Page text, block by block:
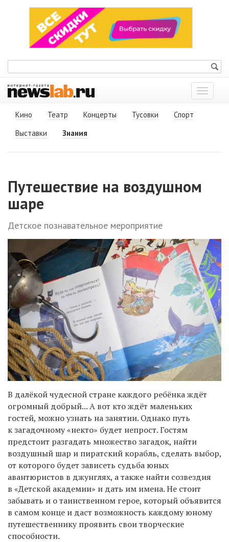
Показать
меню
Кино
Театр Концерты Тусовки
Спорт
Выставки
Знания
Путешествие на воздушном
шаре
Детское познавательное мероприятие
В далёкой чудесной стране каждого ребёнка ждёт
огромный добрый... А вот кто ждёт маленьких
гостей, можно узнать на занятии. Однако путь
к загадочному «некто» будет непрост. Гостям
предстоит разгадать множество загадок, найти
воздушный шар и пиратский корабль, сделать выбор,
от которого будет зависеть судьба юных
авантюристов в джунглях, а также найти созвездия
в «Детской академии» и дать им имена. Не стоит
забывать и о таинственном герое, который объявится
в самом конце и даст возможность каждому юному
путешественнику проявить свои творческие
способности.